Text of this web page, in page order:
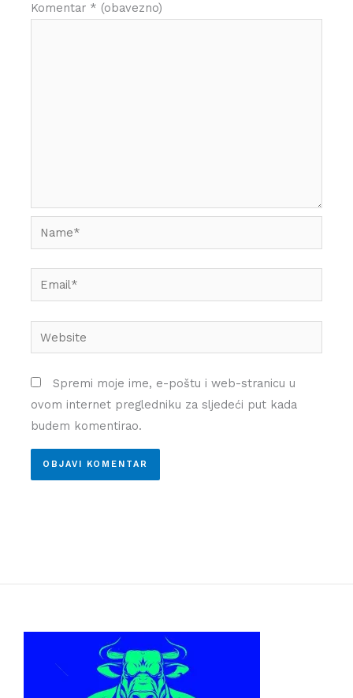
Komentar * (obavezno)
Name*
Email*
Website
Spremi moje ime, e-poštu i web-stranicu u
ovom internet pregledniku za sljedeći put kada
budem komentirao.